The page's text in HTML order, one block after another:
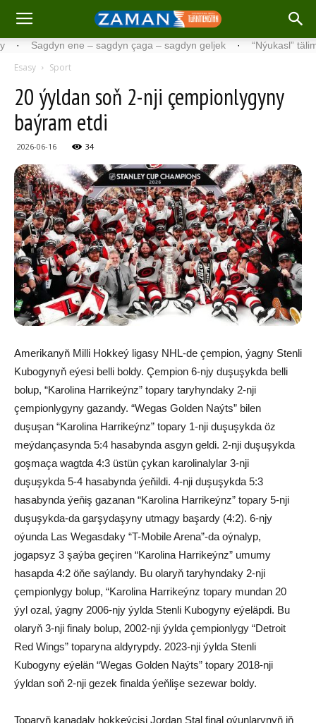
Sagdyn ene – sagdyn çaga – sagdyn geljek · “Nýukasl” tälimçisini
Esasy Sport
20 ýyldan soň 2-nji çempionlygyny
baýram etdi
2026-06-16 34
Amerikanyň Milli Hokkeý ligasy NHL-de çempion, ýagny Stenli
Kubogynyň eýesi belli boldy. Çempion 6-njy duşuşykda belli
bolup, “Karolina Harrikeýnz” topary taryhyndaky 2-nji
çempionlygyny gazandy. “Wegas Golden Naýts” bilen
duşuşan “Karolina Harrikeýnz” topary 1-nji duşuşykda öz
meýdançasynda 5:4 hasabynda asgyn geldi. 2-nji duşuşykda
goşmaça wagtda 4:3 üstün çykan karolinalylar 3-nji
duşuşykda 5-4 hasabynda ýeňildi. 4-nji duşuşykda 5:3
hasabynda ýeňiş gazanan “Karolina Harrikeýnz” topary 5-nji
duşuşykda-da garşydaşyny utmagy başardy (4:2). 6-njy
oýunda Las Wegasdaky “T-Mobile Arena”-da oýnalyp,
jogapsyz 3 şaýba geçiren “Karolina Harrikeýnz” umumy
hasapda 4:2 öňe saýlandy. Bu olaryň taryhyndaky 2-nji
çempionlygy bolup, “Karolina Harrikeýnz topary mundan 20
ýyl ozal, ýagny 2006-njy ýylda Stenli Kubogyny eýeläpdi. Bu
olaryň 3-nji finaly bolup, 2002-nji ýylda çempionlygy “Detroit
Red Wings” toparyna aldyrypdy. 2023-nji ýylda Stenli
Kubogyny eýelän “Wegas Golden Naýts” topary 2018-nji
ýyldan soň 2-nji gezek finalda ýeňlişe sezewar boldy.
Toparyň kanadaly hokkeýçisi Jordan Stal final oýunlarynyň iň